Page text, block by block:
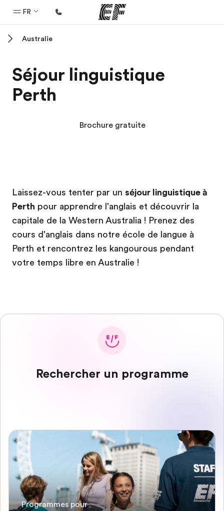
FR
Programmes
Nos offres
EF recrute
Rejoignez nos équipes
Australie
Séjour linguistique
Perth
Brochure gratuite
Laissez-vous tenter par un séjour linguistique à
Perth pour apprendre l'anglais et découvrir la
capitale de la Western Australia ! Prenez des
cours d'anglais dans notre école de langue à
Perth et rencontrez les kangourous pendant
votre temps libre en Australie !
Rechercher un programme
Programmes pour